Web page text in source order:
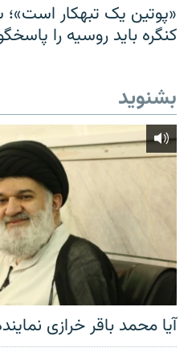
«پوتین یک تبهکار
کنگره باید روسیه را
بشنوید
آیا محمد باقر خرازی